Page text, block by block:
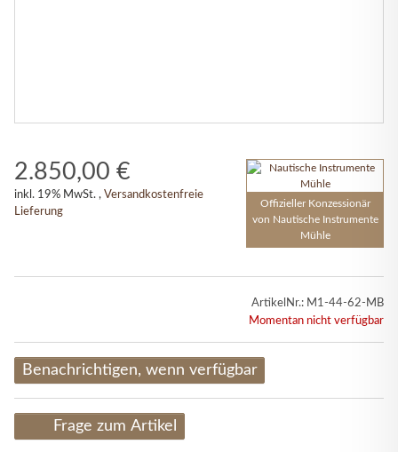
2.850,00 €
inkl. 19% MwSt. , Versandkostenfreie
Lieferung
Offizieller Konzessionär
von Nautische Instrumente
Mühle
ArtikelNr.: M1-44-62-MB
Momentan nicht verfügbar
Benachrichtigen, wenn verfügbar
Frage zum Artikel